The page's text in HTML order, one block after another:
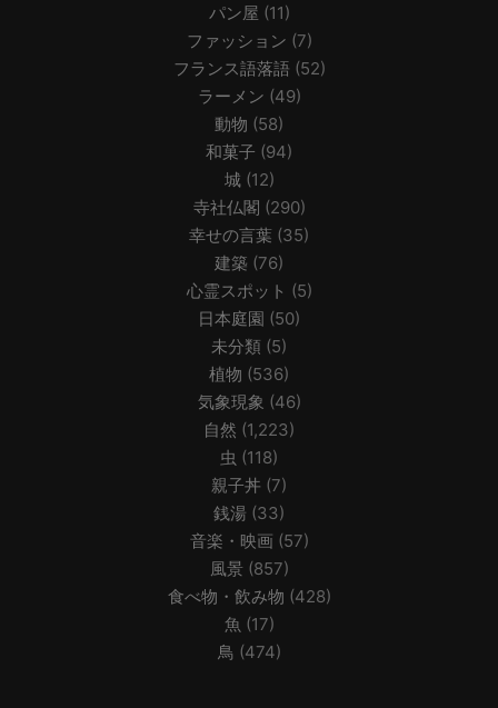
パン屋 (11)
ファッション (7)
フランス語落語 (52)
ラーメン (49)
動物 (58)
和菓子 (94)
城(12)
寺社仏閣 (290)
幸せの言葉 (35)
建築 (76)
心霊スポット (5)
日本庭園 (50)
未分類 (5)
植物 (536)
気象現象 (46)
自然 (1,223)
虫 (118)
親子丼 (7)
銭湯 (33)
音楽・映画 (57)
風景(857)
食べ物・飲み物 (428)
魚 (17)
鳥 (474)